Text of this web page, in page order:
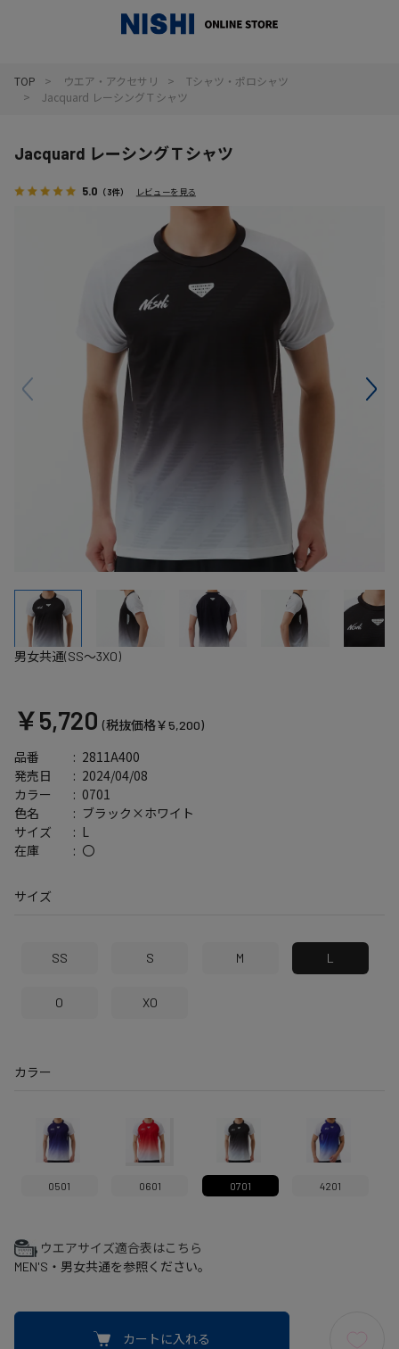
TOP ウエア・アクセサリ
Tシャツ・ポロシャツ
Jacquard レーシングＴシャツ
Jacquard レーシングＴシャツ
5.0 （3件） レビューを見る
男女共通(SS～3XO)
￥5,720 (税抜価格￥5,200)
品番 2811A400
発売日 2024/04/08
サイズ L
カラー 0701
在庫 〇
色名 ブラック×ホワイト
サイズ
SS S M L
O XO
カラー
0501 0601 0701 4201
ウエアサイズ適合表はこちら
MEN'S・男女共通を参照ください。
カートに入れる